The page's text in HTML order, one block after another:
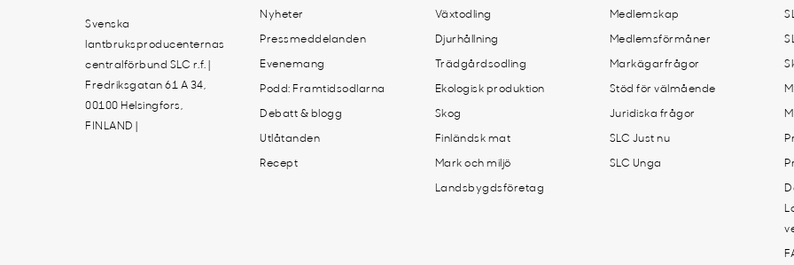
Svenska
lantbruksproducenternas
centralförbund SLC r.f. |
Fredriksgatan 61 A 34,
00100 Helsingfors,
FINLAND |
Nyheter
Pressmeddelanden
Evenemang
Podd: Framtidsodlarna
Debatt & blogg
Utlåtanden
Recept
Växtodling
Djurhållning
Trädgårdsodling
Ekologisk produktion
Skog
Finländsk mat
Mark och miljö
Landsbygdsföretag
Medlemskap
Medlemsförmåner
Markägarfrågor
Stöd för välmående
Juridiska frågor
SLC Just nu
SLC Unga